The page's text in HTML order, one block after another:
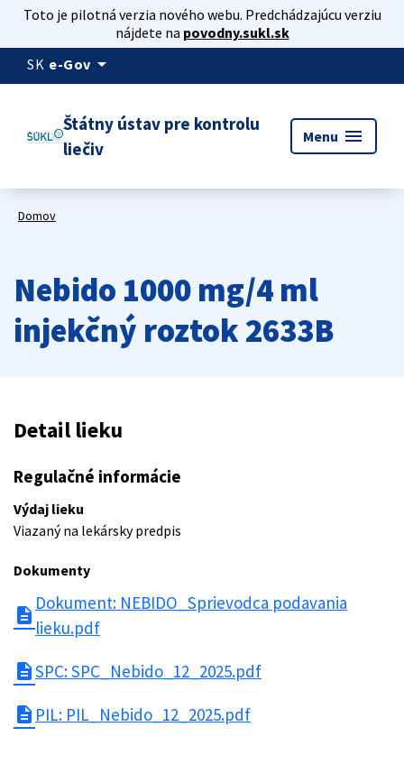
Toto je pilotná verzia nového webu. Predchádzajúcu verziu
nájdete na povodny.sukl.sk
SK e-Gov arrow_drop_down
Štátny ústav pre kontrolu
liečiv
Menu menu
Domov
Nebido 1000 mg/4 ml
injekčný roztok 2633B
Detail lieku
Regulačné informácie
Výdaj lieku
Viazaný na lekársky predpis
Dokumenty
description
Dokument: NEBIDO_Sprievodca podavania
lieku.pdf
descriptionSPC: SPC_Nebido_12_2025.pdf
description PIL: PIL_Nebido_12_2025.pdf